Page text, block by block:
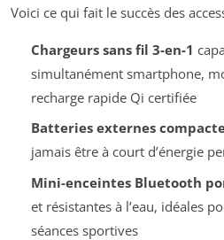
Voici ce qui fait le succès des
Chargeurs sans fil 3-en-1
simultanément smartphone,
recharge rapide Qi certifiée
Batteries externes
jamais être à court d’énergie
Mini-enceintes Bluetooth
et résistantes à l’eau, idéales
séances sportives